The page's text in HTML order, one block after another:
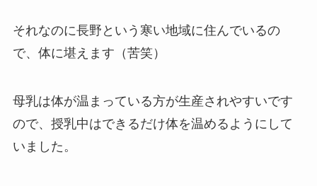
それなのに長野という寒い地域に住んでいるの
で、体に堪えます（苦笑）
母乳は体が温まっている方が生産されやすいです
ので、授乳中はできるだけ体を温めるようにして
いました。